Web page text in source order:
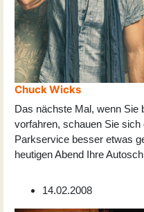
Chuck Wicks
Das nächste Mal, wenn Sie
vorfahren, schauen Sie
Parkservice besser etwas
heutigen Abend Ihre
14.02.2008